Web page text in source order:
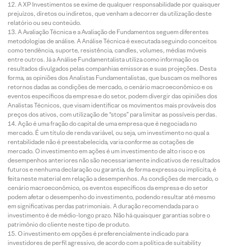
A XP Investimentos se exime de qualquer responsabilidade por quaisquer
prejuízos, diretos ou indiretos, que venham a decorrer da utilização deste
relatório ou seu conteúdo.
A Avaliação Técnica e a Avaliação de Fundamentos seguem diferentes
metodologias de análise. A Análise Técnica é executada seguindo conceitos
como tendência, suporte, resistência, candles, volumes, médias móveis
entre outros. Já a Análise Fundamentalista utiliza como informação os
resultados divulgados pelas companhias emissoras e suas projeções. Desta
forma, as opiniões dos Analistas Fundamentalistas, que buscam os melhores
retornos dadas as condições de mercado, o cenário macroeconômico e os
eventos específicos da empresa e do setor, podem divergir das opiniões dos
Analistas Técnicos, que visam identificar os movimentos mais prováveis dos
preços dos ativos, com utilização de “stops” para limitar as possíveis perdas.
Ação é uma fração do capital de uma empresa que é negociada no
mercado. É um título de renda variável, ou seja, um investimento no qual a
rentabilidade não é preestabelecida, varia conforme as cotações de
mercado. O investimento em ações é um investimento de alto risco e os
desempenhos anteriores não são necessariamente indicativos de resultados
futuros e nenhuma declaração ou garantia, de forma expressa ou implícita, é
feita neste material em relação a desempenhos. As condições de mercado, o
cenário macroeconômico, os eventos específicos da empresa e do setor
podem afetar o desempenho do investimento, podendo resultar até mesmo
em significativas perdas patrimoniais. A duração recomendada para o
investimento é de médio-longo prazo. Não há quaisquer garantias sobre o
patrimônio do cliente neste tipo de produto.
O investimento em opções é preferencialmente indicado para
investidores de perfil agressivo, de acordo com a política de suitability